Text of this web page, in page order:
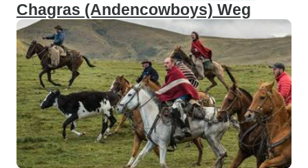
Chagras (Andencowboys) Weg